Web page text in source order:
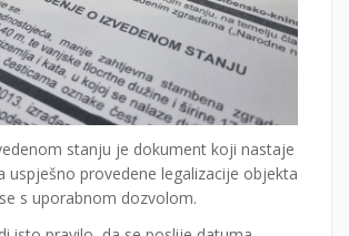
stanju je dokument koji nastaje
uspješno provedene legalizacije objekta
s uporabnom dozvolom.